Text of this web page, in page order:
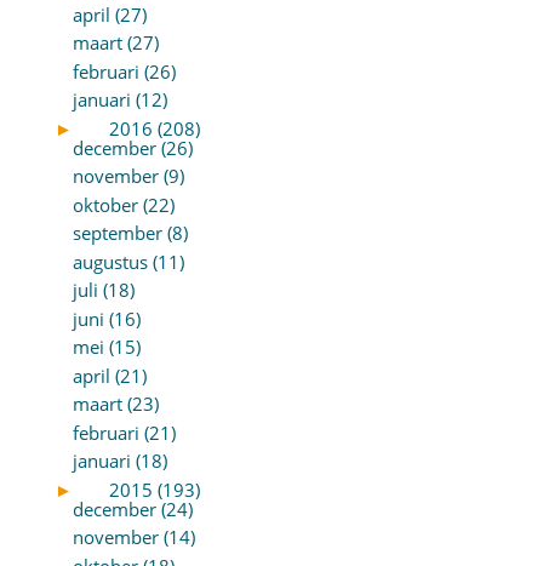
april (27)
maart (27)
februari (26)
januari (12)
►
2016 (208)
december (26)
november (9)
oktober (22)
september (8)
augustus (11)
juli (18)
juni (16)
mei (15)
april (21)
maart (23)
februari (21)
januari (18)
►
2015 (193)
december (24)
november (14)